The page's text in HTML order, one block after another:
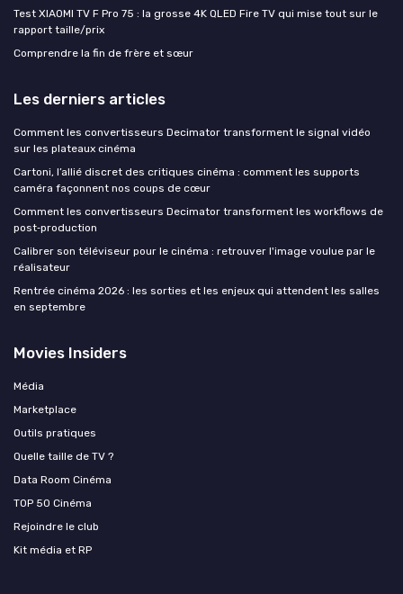
Test XIAOMI TV F Pro 75 : la grosse 4K QLED Fire TV qui mise tout sur le
rapport taille/prix
Comprendre la fin de frère et sœur
Les derniers articles
Comment les convertisseurs Decimator transforment le signal vidéo
sur les plateaux cinéma
Cartoni, l’allié discret des critiques cinéma : comment les supports
caméra façonnent nos coups de cœur
Comment les convertisseurs Decimator transforment les workflows de
post‑production
Calibrer son téléviseur pour le cinéma : retrouver l'image voulue par le
réalisateur
Rentrée cinéma 2026 : les sorties et les enjeux qui attendent les salles
en septembre
Movies Insiders
Média
Marketplace
Outils pratiques
Quelle taille de TV ?
Data Room Cinéma
TOP 50 Cinéma
Rejoindre le club
Kit média et RP